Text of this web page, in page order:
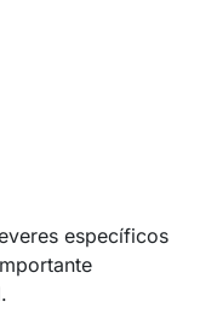
específicos